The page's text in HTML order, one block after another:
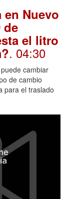
Nuevo
de
el litro
. 04:30
cambiar
de cambio
para el traslado